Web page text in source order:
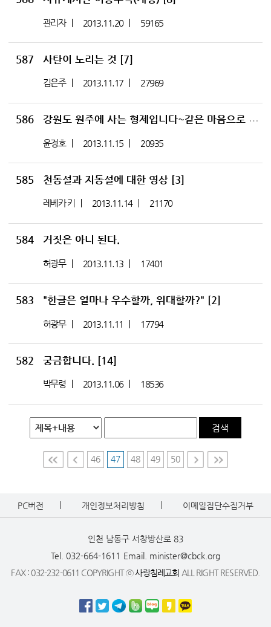
관리자 2013.11.20 59165
587 사탄이 노리는 것 [7]
김은주 2013.11.17 27969
586 강원도 원주에 사는 형제입니다~같은 마음으로 바른 말씀을 나눌 수 있는 형제자매님 연락부탁드립니다^^
윤경호 2013.11.15 20935
585 천동설과 지동설에 대한 영상 [3]
레베카 키 2013.11.14 21170
584 거짓은 아니 된다.
허광무 2013.11.13 17401
583 "한글은 얼마나 우수할까, 위대할까?" [2]
허광무 2013.11.11 17794
582 궁금합니다. [14]
박무령 2013.11.06 18536
검색
46 47 48 49
50
PC버전 개인정보처리방침 이메일집단수집거부
인천 남동구 서창방산로 83
Tel. 032-664-1611 Email. minister@cbck.org
FAX : 032-232-0611 COPYRIGHT ⓒ사랑침례교회 ALL RIGHT RESERVED.